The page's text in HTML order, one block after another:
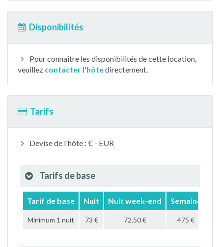
Disponibilités
Pour connaître les disponibilités de cette location,
veuillez contacter l'hôtedirectement.
Tarifs
Devise de l'hôte : € - EUR
Tarifs de base
Tarif de base Nuit Nuit week-end Semaine
Minimum 1 nuit 73 € 72,50 € 475 €